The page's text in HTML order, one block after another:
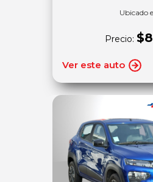
Ubicado
Precio:
Ver este auto